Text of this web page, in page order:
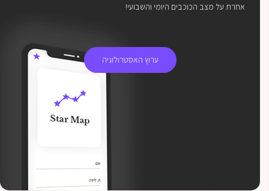
אחרת על מצב הכוכבים היומי והשבועי!
ערוץ האסטרולוגיה